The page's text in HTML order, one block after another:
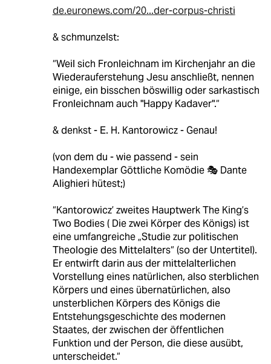
de.euronews.com/20...der-corpus-christi
& schmunzelst:
“Weil sich Fronleichnam im Kirchenjahr an die
Wiederauferstehung Jesu anschließt, nennen
einige, ein bisschen böswillig oder sarkastisch
Fronleichnam auch "Happy Kadaver".“
& denkst - E. H. Kantorowicz - Genau!
(von dem du - wie passend - sein
Handexemplar Göttliche Komödie 🎭 Dante
Alighieri hütest;)
“Kantorowicz’ zweites Hauptwerk The King’s
Two Bodies ( Die zwei Körper des Königs) ist
eine umfangreiche „Studie zur politischen
Theologie des Mittelalters“ (so der Untertitel).
Er entwirft darin aus der mittelalterlichen
Vorstellung eines natürlichen, also sterblichen
Körpers und eines übernatürlichen, also
unsterblichen Körpers des Königs die
Entstehungsgeschichte des modernen
Staates, der zwischen der öffentlichen
Funktion und der Person, die diese ausübt,
unterscheidet.“